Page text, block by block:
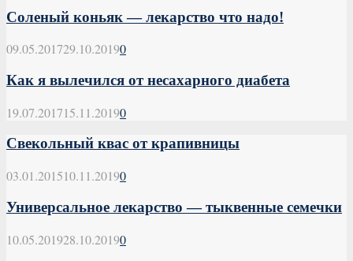
Соленый коньяк — лекарство что надо!
09.05.201729.10.20190
Как я вылечился от несахарного диабета
19.07.201715.11.20190
Свекольный квас от крапивницы
03.01.201510.11.20190
Универсальное лекарство — тыквенные семечки
10.05.201928.10.20190